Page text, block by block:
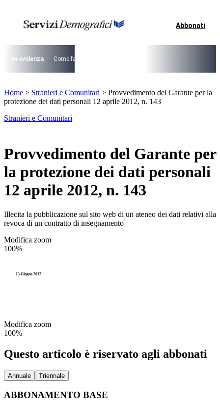
contenuto
I più cercati
Lorem ipsum dolor sit amet consectetur
Lorem ipsum dolor sit amet consectetur
Abbonati
In evidenza Come fare per …
I più cercati
Lorem ipsum dolor sit amet consectetur
Home > Stranieri e Comunitari > Provvedimento del Garante per la
protezione dei dati personali 12 aprile 2012, n. 143
Stranieri e Comunitari
Provvedimento del Garante per
la protezione dei dati personali
12 aprile 2012, n. 143
Illecita la pubblicazione sul sito web di un ateneo dei dati relativi alla
revoca di un contratto di insegnamento
Modifica zoom
100%
13 Giugno 2012
Modifica zoom
100%
Questo articolo è riservato agli abbonati
Annuale Triennale
ABBONAMENTO BASE